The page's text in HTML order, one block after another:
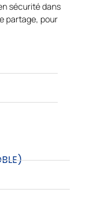
sécurité dans
partage, pour